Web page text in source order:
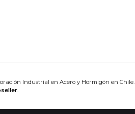
Industrial en Acero y Hormigón en Chile.
.